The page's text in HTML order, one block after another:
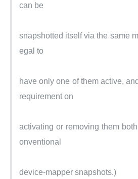
can be
snapshotted itself via the same
egal to
have only one of them active,
requirement on
activating or removing them
onventional
device-mapper snapshots.)